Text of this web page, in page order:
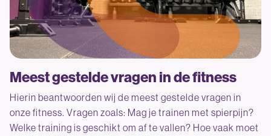
Meest gestelde vragen in de fitness
Hierin beantwoorden wij de meest gestelde vragen in
onze fitness. Vragen zoals: Mag je trainen met spierpijn?
Welke training is geschikt om af te vallen? Hoe vaak moet